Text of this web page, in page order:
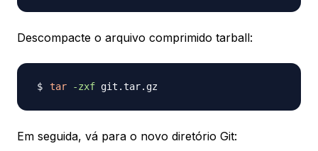
Descompacte o arquivo comprimido tarball:
tar -zxf
Em seguida, vá para o novo diretório Git: